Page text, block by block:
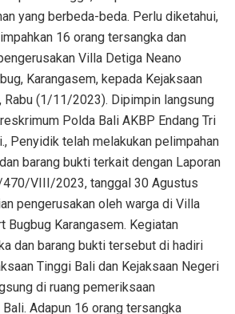
yang berbeda-beda. Perlu diketahui,
16 orang tersangka dan
Villa Detiga Neano
Karangasem, kepada Kejaksaan
Rabu (1/11/2023). Dipimpin langsung
Polda Bali AKBP Endang Tri
Penyidik telah melakukan pelimpahan
barang bukti terkait dengan Laporan
VIII/2023, tanggal 30 Agustus
pengerusakan oleh warga di Villa
Bugbug Karangasem. Kegiatan
dan barang bukti tersebut di hadiri
Tinggi Bali dan Kejaksaan Negeri
di ruang pemeriksaan
Adapun 16 orang tersangka